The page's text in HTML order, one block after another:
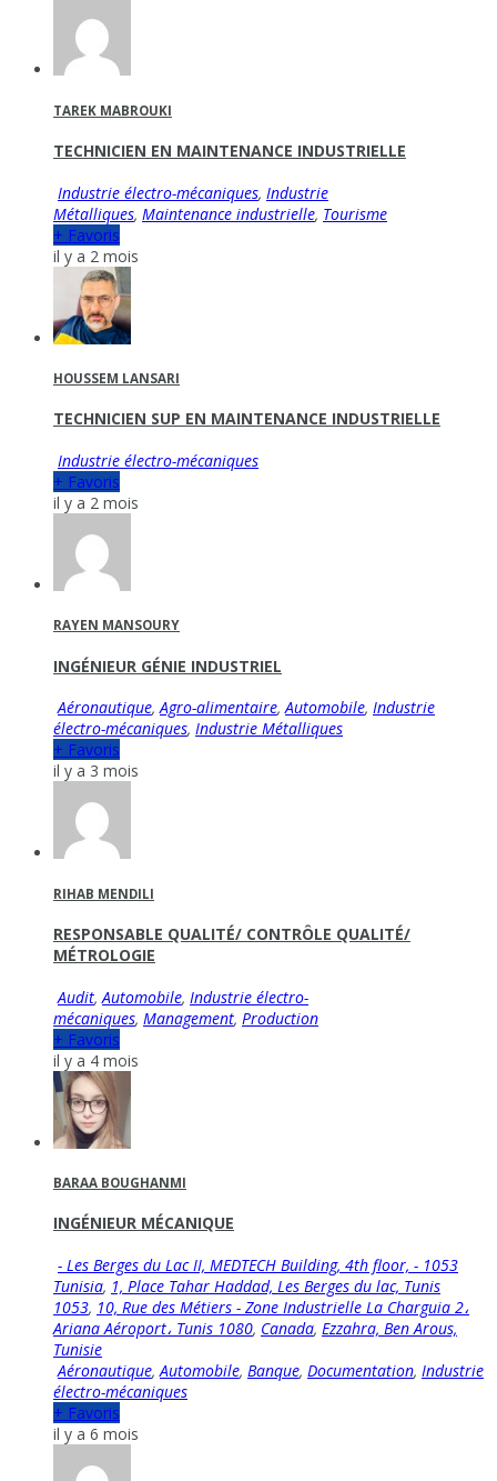
TAREK MABROUKI
TECHNICIEN EN MAINTENANCE INDUSTRIELLE
Industrie électro-mécaniques, Industrie
Métalliques, Maintenance industrielle, Tourisme
+ Favoris
il y a 2 mois
HOUSSEM LANSARI
TECHNICIEN SUP EN MAINTENANCE INDUSTRIELLE
Industrie électro-mécaniques
+ Favoris
il y a 2 mois
RAYEN MANSOURY
INGÉNIEUR GÉNIE INDUSTRIEL
Aéronautique,Agro-alimentaire,Automobile, Industrie
électro-mécaniques, Industrie Métalliques
+ Favoris
il y a 3 mois
RIHAB MENDILI
RESPONSABLE QUALITÉ/ CONTRÔLE QUALITÉ/
MÉTROLOGIE
Audit, Automobile, Industrie électro-
mécaniques, Management, Production
+ Favoris
il y a 4 mois
BARAA BOUGHANMI
INGÉNIEUR MÉCANIQUE
- Les Berges du Lac II, MEDTECH Building, 4th floor, - 1053
Tunisia, 1, Place Tahar Haddad, Les Berges du lac, Tunis
1053, 10, Rue des Métiers - Zone Industrielle La Charguia 2،
Ariana Aéroport، Tunis 1080, Canada, Ezzahra, Ben Arous,
Tunisie
Aéronautique,Automobile, Banque, Documentation, Industrie
électro-mécaniques
+ Favoris
il y a 6 mois